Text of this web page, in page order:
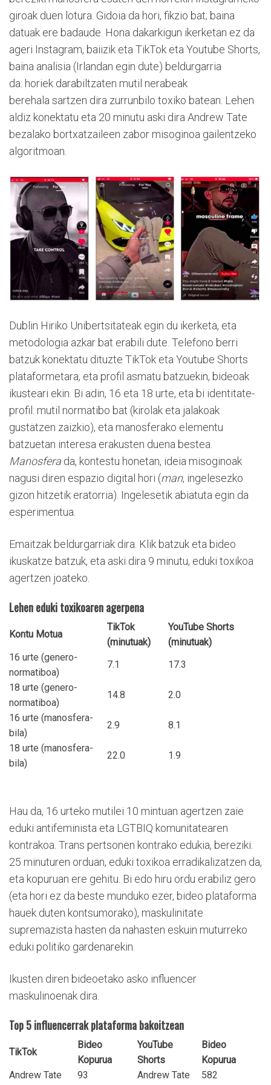
giroak duen lotura. Gidoia da hori, fikzio bat; baina
datuak ere badaude. Hona dakarkigun ikerketan ez da
ageri Instagram, baiizik eta TikTok eta Youtube Shorts,
baina analisia (Irlandan egin dute) beldurgarria
da: horiek darabiltzaten mutil nerabeak
berehala sartzen dira zurrunbilo toxiko batean. Lehen
aldiz konektatu eta 20 minutu aski dira Andrew Tate
bezalako bortxatzaileen zabor misoginoa gailentzeko
algoritmoan.
Dublin Hiriko Unibertsitateak egin du ikerketa, eta
metodologia azkar bat erabili dute. Telefono berri
batzuk konektatu dituzte TikTok eta Youtube Shorts
plataformetara, eta profil asmatu batzuekin, bideoak
ikusteari ekin. Bi adin, 16 eta 18 urte, eta bi identitate-
profil: mutil normatibo bat (kirolak eta jalakoak
gustatzen zaizkio), eta manosferako elementu
batzuetan interesa erakusten duena bestea.
Manosfera da, kontestu honetan, ideia misoginoak
nagusi diren espazio digital hori (man, ingelesezko
gizon hitzetik eratorria). Ingelesetik abiatuta egin da
esperimentua.
Emaitzak beldurgarriak dira. Klik batzuk eta bideo
ikuskatze batzuk, eta aski dira 9 minutu, eduki toxikoa
agertzen joateko.
Lehen eduki toxikoaren agerpena
Kontu Motua
TikTok
(minutuak)
YouTube Shorts
(minutuak)
16 urte (genero-
normatiboa)
7.1
17.3
18 urte (genero-
normatiboa)
14.8
2.0
16 urte (manosfera-
bila)
2.9
8.1
18 urte (manosfera-
bila)
22.0 1.9
Hau da, 16 urteko mutilei 10 mintuan agertzen zaie
eduki antifeminista eta LGTBIQ komunitatearen
kontrakoa. Trans pertsonen kontrako edukia, bereziki.
25 minuturen orduan, eduki toxikoa erradikalizatzen da,
eta kopuruan ere gehitu. Bi edo hiru ordu erabiliz gero
(eta hori ez da beste munduko ezer, bideo plataforma
hauek duten kontsumorako), maskulinitate
supremazista hasten da nahasten eskuin muturreko
eduki politiko gardenarekin.
Ikusten diren bideoetako asko influencer
maskulinoenak dira.
Top 5 influencerrak plataforma bakoitzean
TikTok
Bideo
Kopurua
YouTube
Shorts
Bideo
Kopurua
Andrew Tate
93 Andrew Tate
582